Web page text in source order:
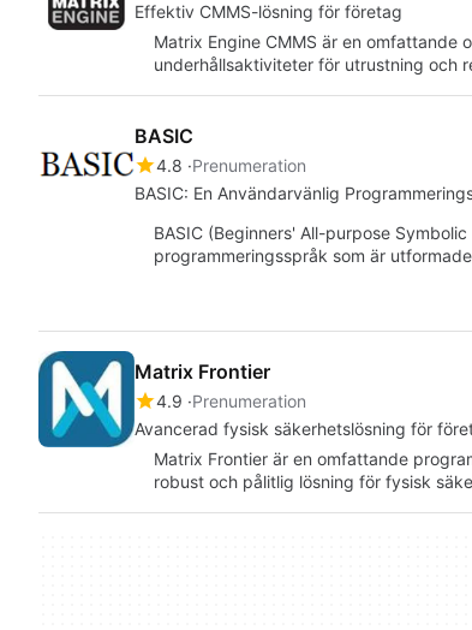
Effektiv CMMS-lösning för företag
Matrix Engine CMMS är en omfattande
underhållsaktiviteter för utrustning och
BASIC
4.8 Prenumeration
BASIC: En Användarvänlig
BASIC (Beginners' All-purpose
programmeringsspråk som är
Matrix Frontier
4.9 Prenumeration
Avancerad fysisk säkerhetslösning för
Matrix Frontier är en omfattande
robust och pålitlig lösning för fysisk